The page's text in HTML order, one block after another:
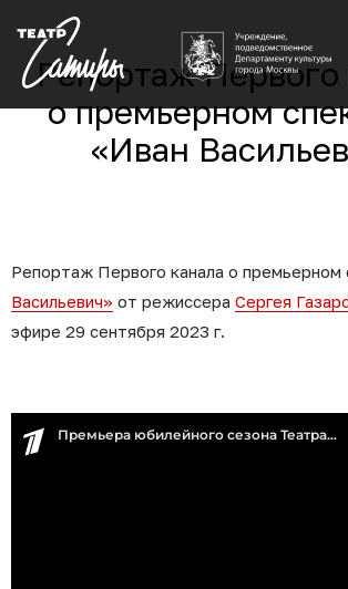
Репортаж Первого
о премьерном
«Иван
Репортаж Первого канала о премьерном
Васильевич» от режиссера Сергея
эфире 29 сентября 2023 г.